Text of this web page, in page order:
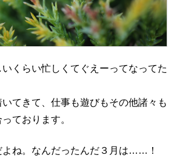
くらい忙しくてぐえーってなってた
てきて、仕事も遊びもその他諸々も
ております。
よね。なんだったんだ３月は……！